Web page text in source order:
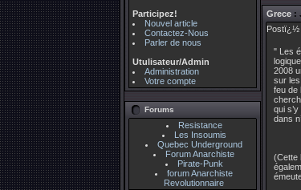
Participez!
Nouvel article
Contactez-Nous
Parler de nous
Utulisateur/Admin
Administration
Votre compte
Forums
Resistance
Les Insoumis
Quebec Underground
Forum Anarchiste
Pirate-Punk
forum Anarchiste
Revolutionnaire
Grece:
Postï¿½
" Les
2008
sur
feu de
qui
dans
(Cette